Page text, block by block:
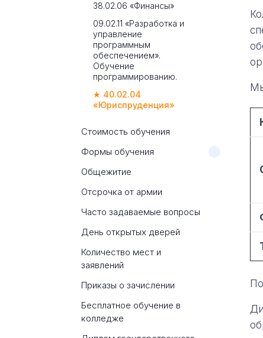
38.02.06 «Финансы»
09.02.11 «Разработка и
управление
программным
обеспечением».
Обучение
программированию.
★ 40.02.04
«Юриспруденция»
Стоимость обучения
Формы обучения
Общежитие
Отсрочка от армии
Часто задаваемые вопросы
День открытых дверей
Количество мест и
заявлений
Приказы о зачислении
Бесплатное обучение в
колледже